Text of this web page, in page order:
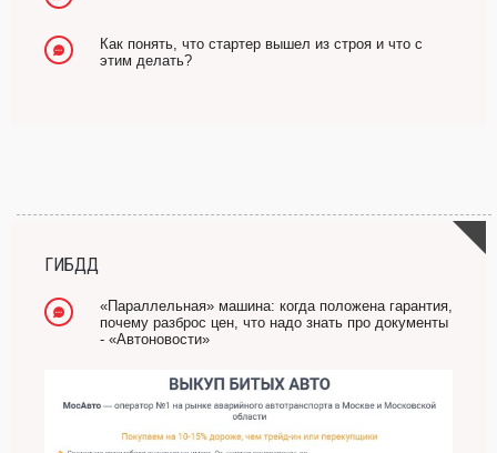
Как понять, что стартер вышел из строя и что с
этим делать?
ГИБДД
«Параллельная» машина: когда положена гарантия,
почему разброс цен, что надо знать про документы
- «Автоновости»